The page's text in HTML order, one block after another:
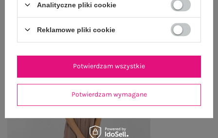
OSTATNIO OGLĄDANE
Zobacz wszystko
Analityczne pliki cookie
Reklamowe pliki cookie
Potwierdzam wymagane
Potwierdzam wszystkie